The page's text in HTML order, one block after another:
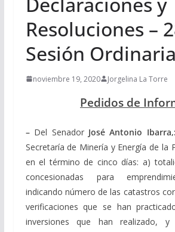
Resoluciones –
Sesión Ordinaria
noviembre 19, 2020 Jorgelina La Torre
Pedidos de
– Del Senador José Antonio
Secretaría de Minería y Energía de la
en el término de cinco días: a)
concesionadas para
indicando número de las catastros
verificaciones que se han
inversiones que han realizado,